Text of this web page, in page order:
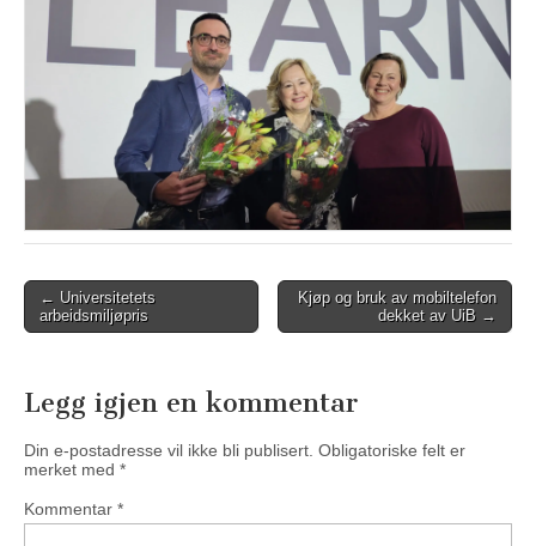
Post
navigation
← Universitetets
arbeidsmiljøpris
Kjøp og bruk av mobiltelefon
dekket av UiB →
Legg igjen en kommentar
Din e-postadresse vil ikke bli publisert. Obligatoriske felt er
merket med *
Kommentar *